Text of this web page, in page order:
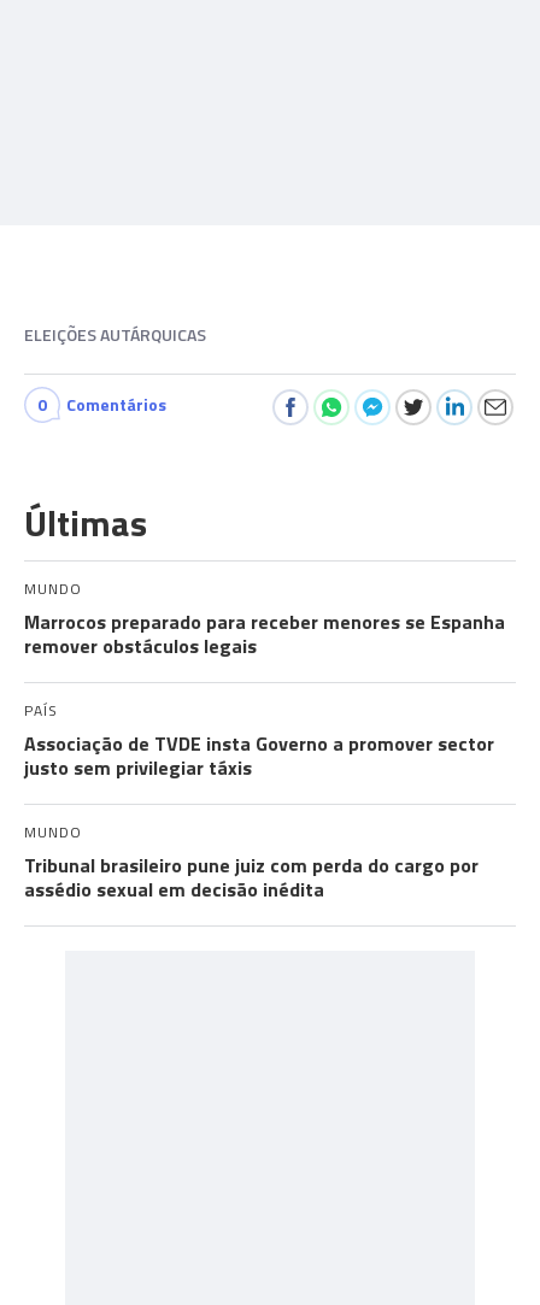
ELEIÇÕES AUTÁRQUICAS
0 Comentários
Últimas
MUNDO
Marrocos preparado para receber menores se Espanha
remover obstáculos legais
PAÍS
Associação de TVDE insta Governo a promover sector
justo sem privilegiar táxis
MUNDO
Tribunal brasileiro pune juiz com perda do cargo por
assédio sexual em decisão inédita